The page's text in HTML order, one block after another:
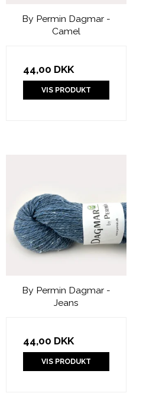
By Permin Dagmar -
Camel
44,00 DKK
VIS PRODUKT
By Permin Dagmar -
Jeans
44,00 DKK
VIS PRODUKT